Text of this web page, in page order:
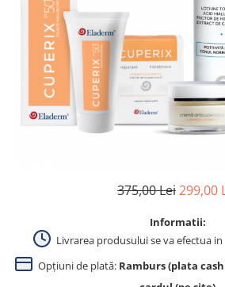
Creme Emoliente
Creme cu Uree
Produse pentru pete pigmentare
Evidence skincare
Pachete
375,00 Lei299,00
Informatii:
Livrarea produsului se va efectua in
Opțiuni de plată: Ramburs (plata